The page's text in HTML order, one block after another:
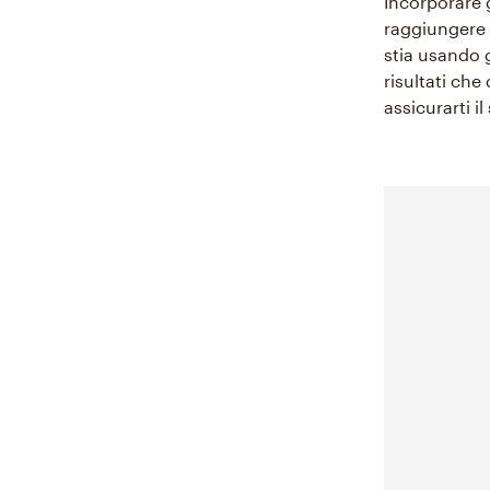
stia usando
risultati che
assicurarti il